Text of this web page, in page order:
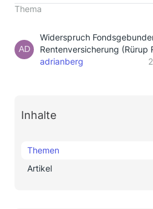
Thema
Widerspruch
Rentenversicherung (Rürup
adrianberg
Inhalte
Themen
Artikel